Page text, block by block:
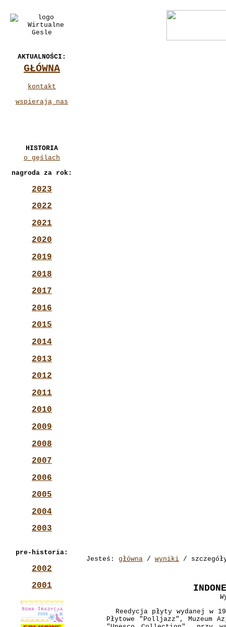
AKTUALNOŚCI:
GŁÓWNA
kontakt
wspierają nas
HISTORIA
o gęślach
nagroda za rok:
2023
2022
2021
2020
2019
2018
2017
2016
2015
2014
2013
2012
2011
2010
2009
2008
2007
2006
2005
2004
2003
pre-historia:
2002
2001
Jesteś: główna / wyniki /
Reedycja płyty wydanej w
Płytowe "Polljazz", Muzeum